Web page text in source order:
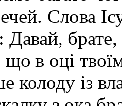
Слова
Давай,
що в оці
колоду із